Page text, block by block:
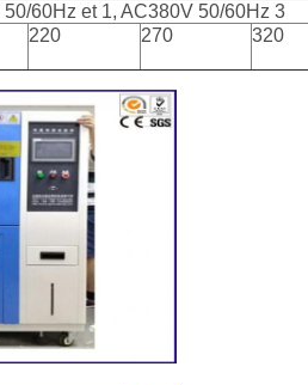
60Hz et 1, AC380V 50/60Hz 3
220 270 320